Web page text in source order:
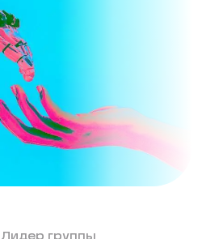
Лидер группы